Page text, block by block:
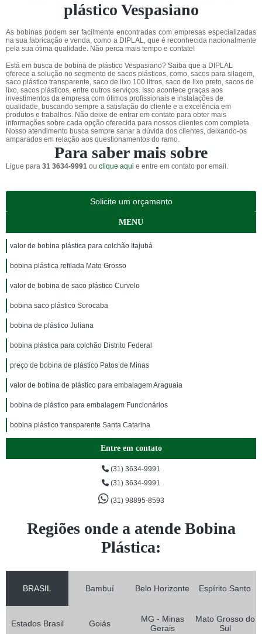
plástico Vespasiano
As bobinas podem ser facilmente encontradas com empresas especializadas
na sua fabricação e venda, como a DIPLAL, que é reconhecida nacionalmente
pela sua ótima qualidade. Não perca mais tempo e contate!
Está em busca de bobina de plástico Vespasiano? Saiba que a DIPLAL
oferece a solução no segmento de sacos plásticos, como, sacos para silagem,
saco plástico transparente, saco de lixo 100 litros, saco de lixo preto, sacos de
lixo, sacos plásticos, entre outros serviços. Isso acontece graças aos
investimentos da empresa com ótimos profissionais e instalações de
qualidade, buscando sempre a satisfação do cliente e a excelência em
produtos e trabalhos. Não deixe de entrar em contato para obter mais
informações sobre cada opção oferecida para nossos clientes com completa.
Nosso atendimento busca sempre sanar a dúvida dos clientes, deixando-os
amparados em relação aos questionamentos do ramo.
Para saber mais sobre
Ligue para 31 3634-9991 ou clique aqui e entre em contato por email.
Solicite um orçamento
MENU
valor de bobina plástica para colchão Itajubá
bobina plástica refilada Mato Grosso
valor de bobina de saco plástico Curvelo
bobina saco plástico Sorocaba
bobina de plástico Juliana
bobina plástica para colchão Distrito Federal
preço de bobina de plástico Patos de Minas
valor de bobina de plástico para embalagem Araguaia
bobina de plástico para embalagem Funcionários
bobina plástico transparente Santa Catarina
Entre em contato
(31) 3634-9991
(31) 3634-9991
(31) 98895-8593
Regiões onde a atende Bobina
Plástica:
BRASIL Bambuí Belo Horizonte Espírito Santo
Estados Brasil Goiás
MG - Minas
Gerais
Mato Grosso do
Sul